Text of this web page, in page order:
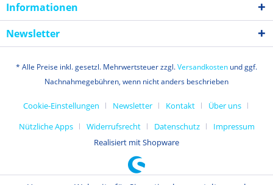
Informationen
Newsletter
* Alle Preise inkl. gesetzl. Mehrwertsteuer zzgl.Versandkosten und ggf.
Nachnahmegebühren, wenn nicht anders beschrieben
Cookie-Einstellungen Newsletter Kontakt
Über uns
Nützliche Apps
Widerrufsrecht Datenschutz
Impressum
Realisiert mit Shopware